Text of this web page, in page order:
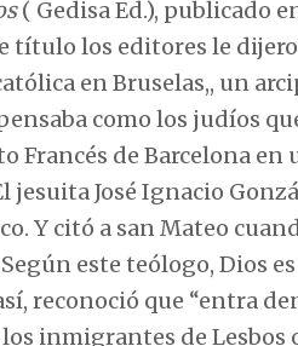
( Gedisa Ed.), publicado
título los editores le
en Bruselas,, un
como los judíos
de Barcelona en
José Ignacio
Y citó a san Mateo
este teólogo, Dios
reconoció que “entra
inmigrantes de Lesbos